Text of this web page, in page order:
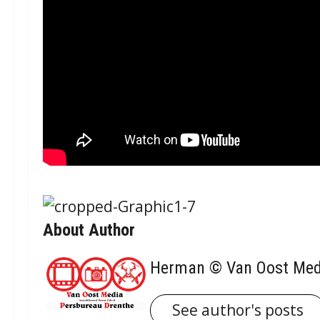
About Author
Herman © Van Oost
See author's posts